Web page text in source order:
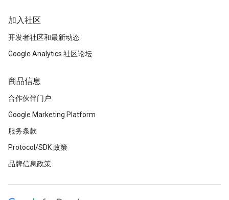
加入社区
开发者社区和最新动态
Google Analytics 社区论坛
商品信息
合作伙伴门户
Google Marketing Platform
服务条款
Protocol/SDK 政策
品牌信息政策